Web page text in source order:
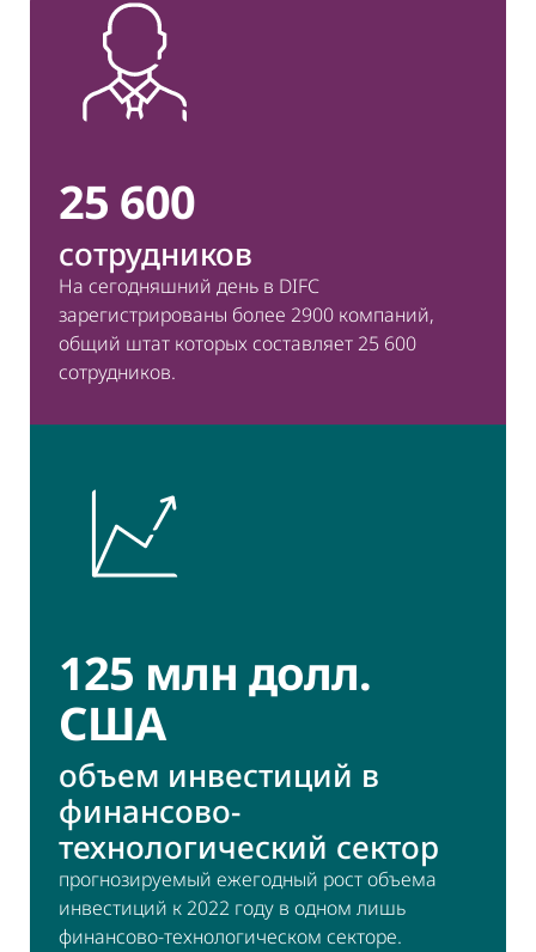
25 600
сотрудников
На сегодняшний день в DIFC
зарегистрированы более 2900 компаний,
общий штат которых составляет 25 600
сотрудников.
125 млн долл.
США
объем инвестиций в
финансово-
технологический сектор
прогнозируемый ежегодный рост объема
инвестиций к 2022 году в одном лишь
финансово-технологическом секторе.